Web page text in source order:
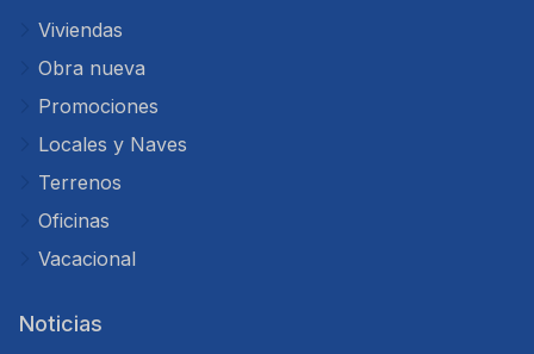
Viviendas
Obra nueva
Promociones
Locales y Naves
Terrenos
Oficinas
Vacacional
Noticias